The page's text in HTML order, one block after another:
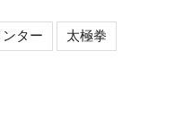
ンター 太極拳